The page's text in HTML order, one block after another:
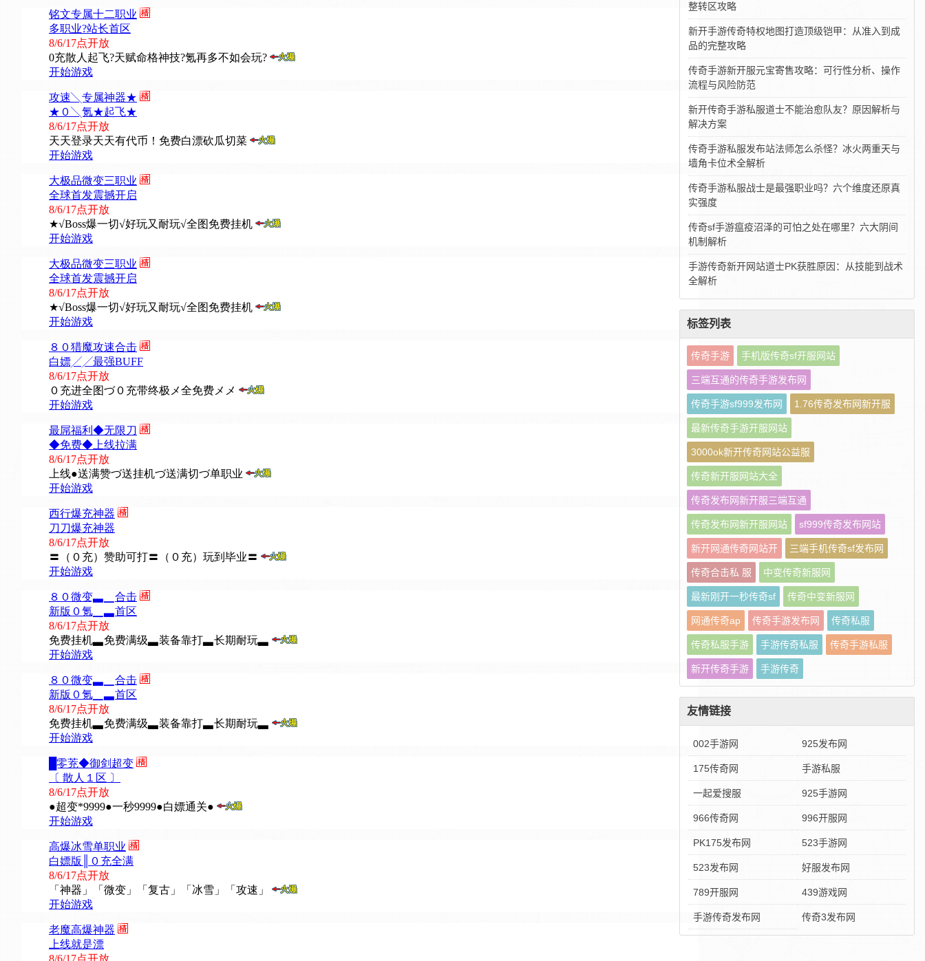
整转区攻略
新开手游传奇特权地图打造顶级铠甲：从准入到成
品的完整攻略
传奇手游新开服元宝寄售攻略：可行性分析、操作
流程与风险防范
新开传奇手游私服道士不能治愈队友？原因解析与
解决方案
传奇手游私服发布站法师怎么杀怪？冰火两重天与
墙角卡位术全解析
传奇手游私服战士是最强职业吗？六个维度还原真
实强度
传奇sf手游瘟疫沼泽的可怕之处在哪里？六大阴间
机制解析
手游传奇新开网站道士PK获胜原因：从技能到战术
全解析
标签列表
传奇手游 手机版传奇sf开服网站
三端互通的传奇手游发布网
传奇手游sf999发布网 1.76传奇发布网新开服
最新传奇手游开服网站
3000ok新开传奇网站公益服
传奇新开服网站大全
传奇发布网新开服三端互通
传奇发布网新开服网站 sf999传奇发布网站
新开网通传奇网站开 三端手机传奇sf发布网
传奇合击私 服 中变传奇新服网
最新刚开一秒传奇sf 传奇中变新服网
网通传奇ap 传奇手游发布网 传奇私服
传奇私服手游 手游传奇私服 传奇手游私服
新开传奇手游 手游传奇
友情链接
002手游网 925发布网
175传奇网 手游私服
一起爱搜服 925手游网
966传奇网 996开服网
PK175发布网 523手游网
523发布网 好服发布网
789开服网 439游戏网
手游传奇发布网 传奇3发布网